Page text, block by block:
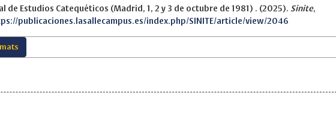
de Estudios Catequéticos (Madrid, 1, 2 y 3 de octubre de 1981) . (2025). Sinite,
publicaciones.lasallecampus.es/index.php/SINITE/article/view/2046